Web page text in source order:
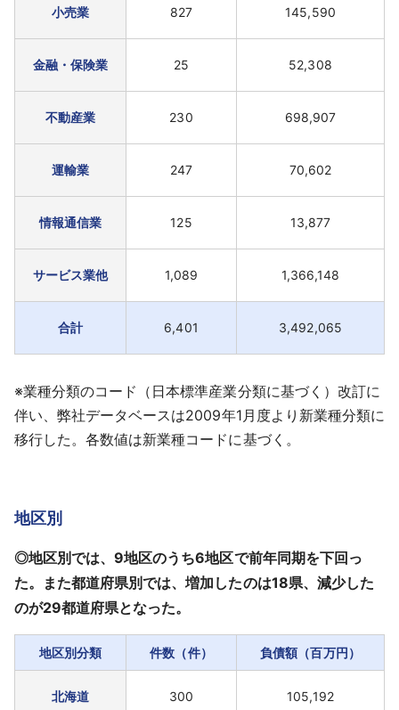
小売業 827 145,590
金融・保険業 25 52,308
不動産業 230 698,907
運輸業 247 70,602
情報通信業 125 13,877
サービス業他 1,089 1,366,148
合計 6,401 3,492,065
※業種分類のコード（日本標準産業分類に基づく）改訂に
伴い、弊社データベースは2009年1月度より新業種分類に
移行した。各数値は新業種コードに基づく。
地区別
◎地区別では、9地区のうち6地区で前年同期を下回っ
た。また都道府県別では、増加したのは18県、減少した
のが29都道府県となった。
地区別分類 件数（件） 負債額（百万円）
北海道 300 105,192